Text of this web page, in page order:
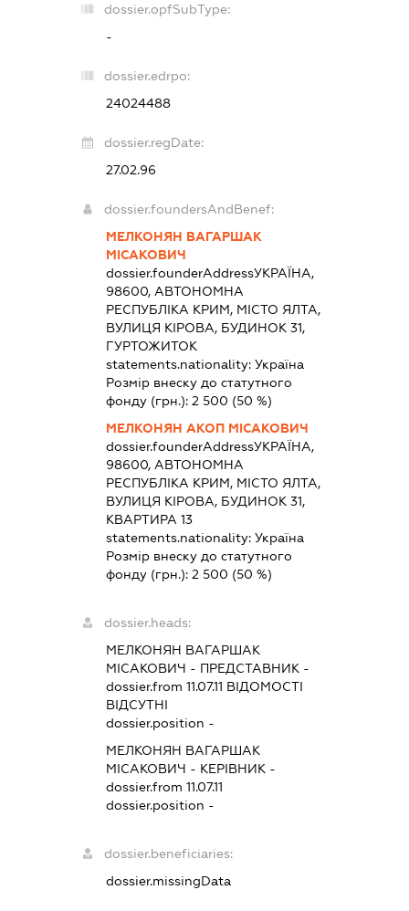
dossier.opfSubType:
-
dossier.edrpo:
24024488
dossier.regDate:
27.02.96
dossier.foundersAndBenef:
МЕЛКОНЯН ВАГАРШАК
МІСАКОВИЧ
dossier.founderAddressУКРАЇНА,
98600, АВТОНОМНА
РЕСПУБЛІКА КРИМ, МІСТО ЯЛТА,
ВУЛИЦЯ КІРОВА, БУДИНОК 31,
ГУРТОЖИТОК
statements.nationality:Україна
Розмір внеску до статутного
фонду (грн.):2 500 (50 %)
МЕЛКОНЯН АКОП МІСАКОВИЧ
dossier.founderAddressУКРАЇНА,
98600, АВТОНОМНА
РЕСПУБЛІКА КРИМ, МІСТО ЯЛТА,
ВУЛИЦЯ КІРОВА, БУДИНОК 31,
КВАРТИРА 13
statements.nationality:Україна
Розмір внеску до статутного
фонду (грн.):2 500 (50 %)
dossier.heads:
МЕЛКОНЯН ВАГАРШАК
МІСАКОВИЧ - ПРЕДСТАВНИК -
dossier.from 11.07.11 ВІДОМОСТІ
ВІДСУТНІ
dossier.position -
МЕЛКОНЯН ВАГАРШАК
МІСАКОВИЧ - КЕРІВНИК -
dossier.from 11.07.11
dossier.position -
dossier.beneficiaries:
dossier.missingData